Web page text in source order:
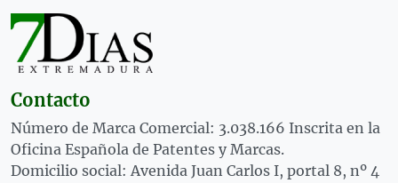
Contacto
Número de Marca Comercial: 3.038.166 Inscrita en la
Oficina Española de Patentes y Marcas.
Domicilio social: Avenida Juan Carlos I, portal 8, nº 4